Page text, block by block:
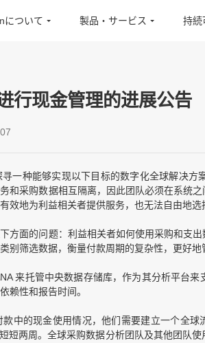
について 製品・サービス 持続
行现金管理的进展公告
一种能够实现以下目标的数字化全球解决
和采购数据相互隔离，因此团队必须在系统
效地为利益相关者提供服务，也无法自由地选
方面的问题：利益相关者如何使用采购和支
别筛选数据，衡量付款周期的复杂性，更好地
来托管中央数据存储库，作为其分析平台
赖性和报告时间。
中的现金使用情况，他们需要建立一个全
短两周。全球采购数据分析团队及其他团队